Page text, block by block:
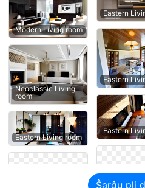
Modern Living room
Neoclassic Living
room
Eastern Living room
Eastern
Eastern
Eastern
Ŝarĝu pli